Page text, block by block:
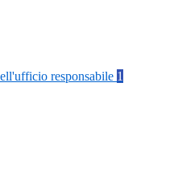
responsabile 1